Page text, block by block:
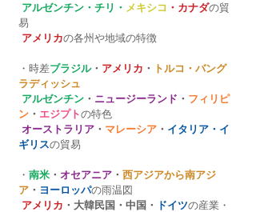
アルゼンチン・チリ・ メキシコ ・カナダの貿
易
アメリカの各州や地域の特徴
・時差ブラジル・ アメリカ ・
トルコ・バング
ラディッシュ
アルゼンチン ・ ニュージーランド ・ フィリピ
ン ・ エジプトの特色
オーストラリア ・ マレーシア ・ イタリア・イ
ギリスの貿易
・ 南米 ・ オセアニア ・ 西アジアから南アジ
ア ・ ヨーロッパの雨温図
アメリカ ・大韓民国・中国・ ドイツの産業・